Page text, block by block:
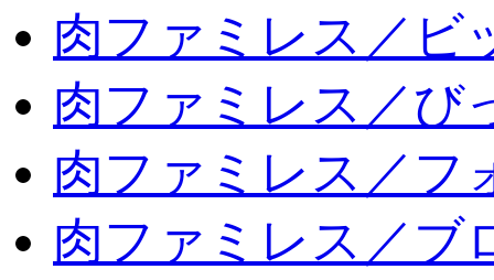
肉ファミレス／ビ
肉ファミレス／び
肉ファミレス／フ
肉ファミレス／ブ